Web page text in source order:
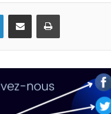
LinkedinPartager par email Imprimer